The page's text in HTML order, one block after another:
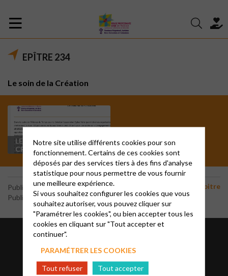
EPÎTRE 234
Le soin de la Création
LE SOIN DE LA
CRÉATION
Publié le 24 avril 2026
Publié par le webmaster
Epitre
Notre site utilise différents cookies pour son
fonctionnement. Certains de ces cookies sont
déposés par des services tiers à des fins d'analyse
statistique pour nous permettre de vous fournir
une meilleure expérience.
Si vous souhaitez configurer les cookies que vous
souhaitez autoriser, vous pouvez cliquer sur
"Paramétrer les cookies", ou bien accepter tous les
cookies en cliquant sur "Tout accepter et
continuer".
PARAMÉTRER LES COOKIES
Tout refuser
Tout accepter